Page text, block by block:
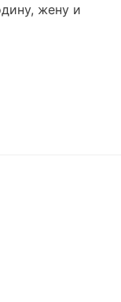
жену и